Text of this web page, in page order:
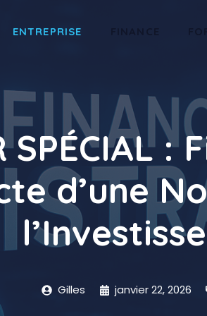
ENTREPRISE
SPÉCIAL
d’une
Gilles janvier 22, 2026